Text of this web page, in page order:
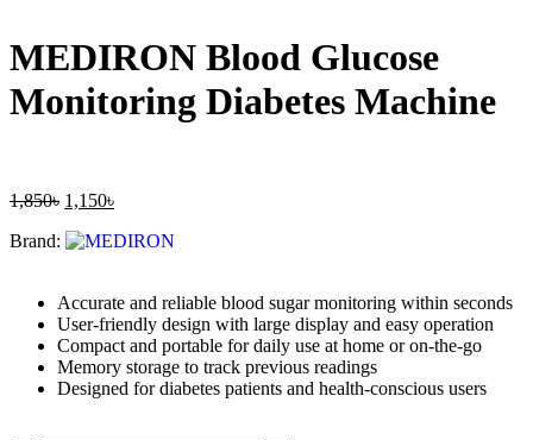
MEDIRON Blood Glucose
Monitoring Diabetes Machine
1,850৳ 1,150৳
Brand:
Accurate and reliable blood sugar monitoring within seconds
User-friendly design with large display and easy operation
Compact and portable for daily use at home or on-the-go
Memory storage to track previous readings
Designed for diabetes patients and health-conscious users